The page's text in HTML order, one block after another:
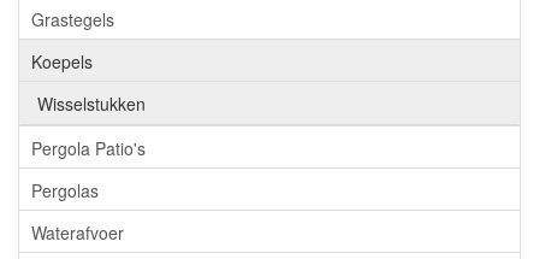
Grastegels
Koepels
Wisselstukken
Pergola Patio's
Pergolas
Waterafvoer